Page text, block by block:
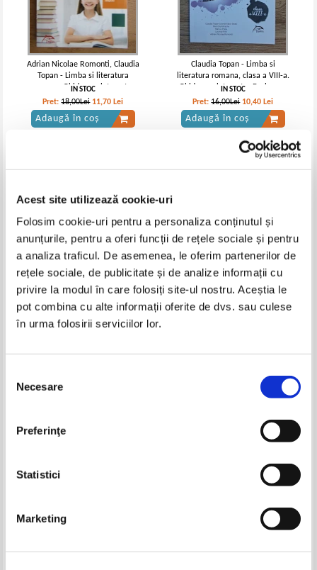
Acest site utilizează cookie-uri
Folosim cookie-uri pentru a personaliza conținutul și
anunțurile, pentru a oferi funcții de rețele sociale și pentru
a analiza traficul. De asemenea, le oferim partenerilor de
rețele sociale, de publicitate și de analize informații cu
privire la modul în care folosiți site-ul nostru. Aceștia le
pot combina cu alte informații oferite de dvs. sau culese
în urma folosirii serviciilor lor.
consimțământului
Necesare
Preferinţe
Statistici
Marketing
Adrian Nicolae Romonti, Claudia
Topan - Limba si literatura
romana. Ghid complet pentru
Evaluarea Nationala 2015.
Repere teoretice, exersarea
itemilor, modele de teste
IN STOC
Pret:18,00Lei 11,70 Lei
Adaugă în coș
Claudia Topan - Limba si
literatura romana, clasa a VIII-a.
Ghid complet pentru Evaluarea
Nationala 2018. Rezolvari
complete
IN STOC
Pret:16,00Lei 10,40 Lei
Adaugă în coș
Claudia Topan, Dana Rodica
romana. Auxiliar pentru clasa a
IN STOC
Adaugă în coș
-30%
Claudia Topan - Ghid complet
Adaugă în coș
literatura romana. Ghid complet
-35%
Limba si literatura romana